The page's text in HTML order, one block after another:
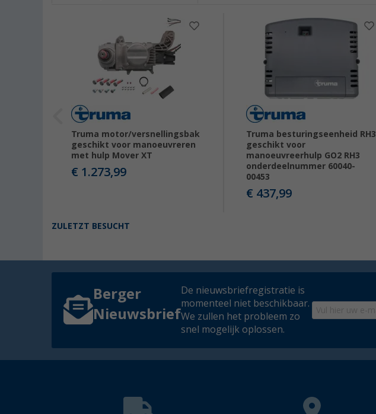
Truma motor/versnellingsbak
geschikt voor manoeuvreren
met hulp Mover XT
€ 1.273,99
Truma besturingseenheid RH3
geschikt voor
manoeuvreerhulp GO2 RH3
onderdeelnummer 60040-
00453
€ 437,99
ZULETZT BESUCHT
Berger
Nieuwsbrief
De nieuwsbriefregistratie is
momenteel niet beschikbaar.
We zullen het probleem zo
snel mogelijk oplossen.